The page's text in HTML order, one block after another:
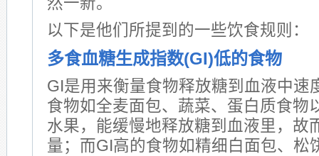
以下是他们所提到的一些饮食规则：
多食血糖生成指数(GI)低的食物
GI是用来衡量食物释放糖到血液中速
食物如全麦面包、蔬菜、蛋白质食物
水果，能缓慢地释放糖到血液里，故
量；而GI高的食物如精细白面包、松